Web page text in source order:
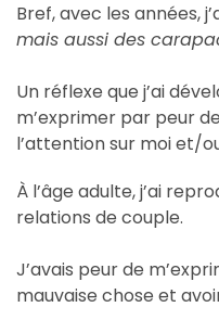
Bref, avec les années,
mais aussi des
Un réflexe que j’ai
m’exprimer par peur
l’attention sur moi et/
À l’âge adulte, j’ai
relations de couple.
J’avais peur de
mauvaise chose et